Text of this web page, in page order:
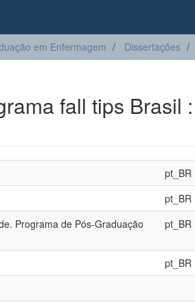
em Enfermagem Dissertações
fall tips Brasil :
pt_BR
pt_BR
Programa de Pós-Graduação
pt_BR
pt_BR